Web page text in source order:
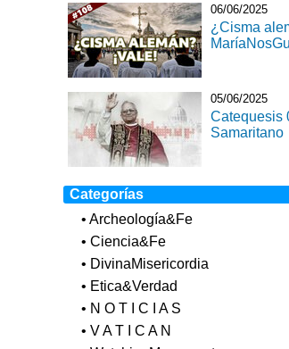
06/06/2025
¿Cisma
05/06/2025
Catequesis
Samaritano
Categorías
• Archeología&Fe
• Ciencia&Fe
• DivinaMisericordia
• Etica&Verdad
• N O T I C I A S
• V A T I C A N